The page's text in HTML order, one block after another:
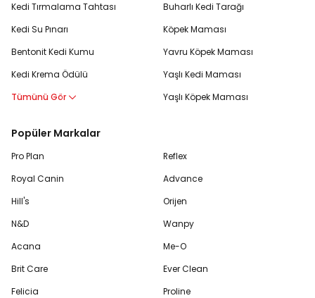
Kedi Tırmalama Tahtası
Kedi Su Pınarı
Bentonit Kedi Kumu
Kedi Krema Ödülü
Tümünü Gör
Buharlı Kedi Tarağı
Köpek Maması
Yavru Köpek Maması
Yaşlı Kedi Maması
Yaşlı Köpek Maması
Popüler Markalar
Pro Plan
Royal Canin
Hill's
N&D
Acana
Brit Care
Felicia
Reflex
Advance
Orijen
Wanpy
Me-O
Ever Clean
Proline